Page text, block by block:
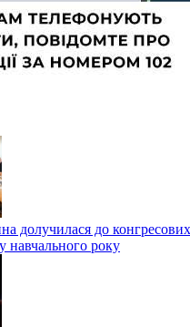
долучилася до
навчального року